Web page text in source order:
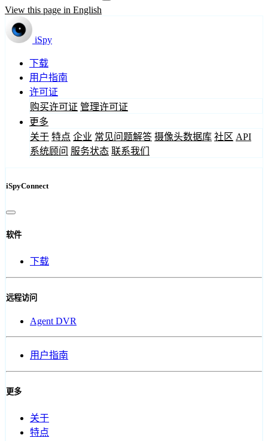
View this page in English
iSpy
下载
用户指南
许可证
购买许可证 管理许可证
更多
关于 特点 企业 常见问题解答 摄像头数据库 社区 API
系统顾问 服务状态 联系我们
iSpyConnect
软件
下载
远程访问
Agent DVR
用户指南
更多
关于
特点